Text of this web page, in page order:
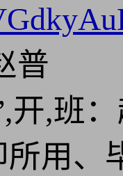
普
开,班
用、